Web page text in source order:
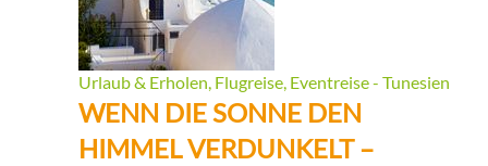
Urlaub & Erholen, Flugreise, Eventreise - Tunesien
WENN DIE SONNE DEN
HIMMEL VERDUNKELT –